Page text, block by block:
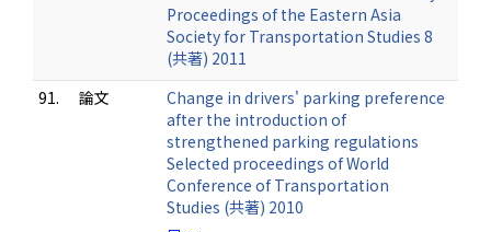
Proceedings of the Eastern Asia
Society for Transportation Studies 8
(共著) 2011
91.
論文
Change in drivers' parking preference
after the introduction of
strengthened parking regulations
Selected proceedings of World
Conference of Transportation
Studies (共著) 2010